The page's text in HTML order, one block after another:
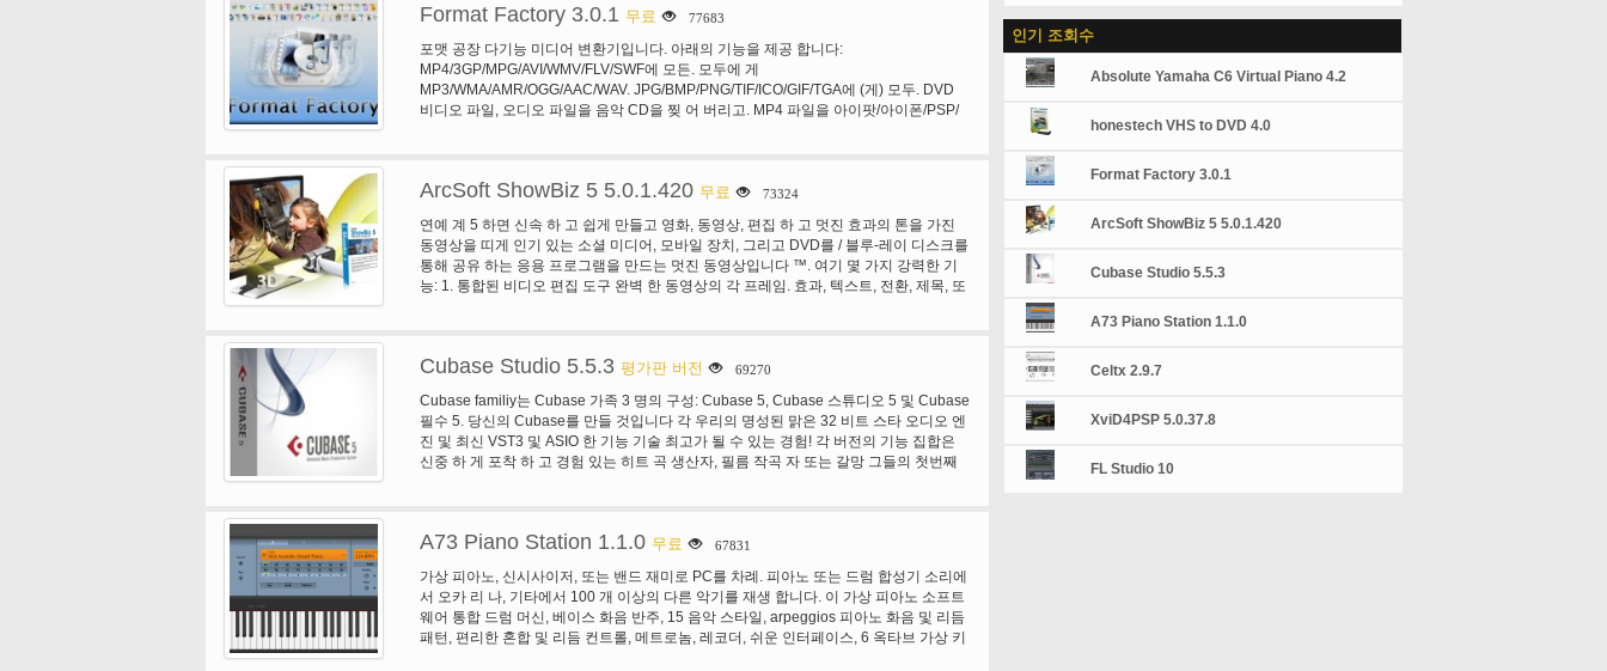
배경 소리를 추가할 수 있습니다! 그것을 재생 하는 재미는 재생 하는 동안 약간 정서를
추가 해야 합니다, 그것을 시도, 당신은 다시 당신의 좋아하는 작품을 발견할 것 이다! 종
합: 매우 높은 품질 필터와 낮은 패스,이 패스, 밴드 패스, 노치, 상수 이득 및 채도, 공명
자기 진동 및 볼륨 봉투 진짜 신디사이저 무한 한 가능성에 대 한 액세스 설치 해야합니
다.
기-많은 다른 화면 효과 필터를 제공 하 고 자신의 메뉴를 만들 수 있습니다. 음악 변환-
레코드 변환-MPEG4/AVC 형식으로 캡처된 비디오를 변환 하 고 귀하의 휴대용 장치에
그것을 볼. YouTube에 비디오를 업로드-YouTube에 업로드 한 다음 옵션 함께 보다 쉽
습니다. DVD 만들기-당신의 영화를 DVD, CD 또는 블루-레이 디스크 (블루 레이 작가 필
요).
Format Factory 3.0.1 무료 77683
포맷 공장 다기능 미디어 변환기입니다. 아래의 기능을 제공 합니다:
MP4/3GP/MPG/AVI/WMV/FLV/SWF에 모든. 모두에 게
MP3/WMA/AMR/OGG/AAC/WAV. JPG/BMP/PNG/TIF/ICO/GIF/TGA에 (게) 모두. DVD
비디오 파일, 오디오 파일을 음악 CD을 찢 어 버리고. MP4 파일을 아이팟/아이폰/PSP/
5 사진 변환 확대/축소, 회전/뒤집기, 태그를 지원합니다. 6 DVD 리 퍼입니다. 7 62 개 언
ArcSoft ShowBiz 5 5.0.1.420 무료 73324
연예 계 5 하면 신속 하 고 쉽게 만들고 영화, 동영상, 편집 하 고 멋진 효과의 톤을 가진
동영상을 띠게 인기 있는 소셜 미디어, 모바일 장치, 그리고 DVD를 / 블루-레이 디스크를
통해 공유 하는 응용 프로그램을 만드는 멋진 동영상입니다 ™. 여기 몇 가지 강력한 기
능: 1. 통합된 비디오 편집 도구 완벽 한 동영상의 각 프레임. 효과, 텍스트, 전환, 제목, 또
림 회전 & 플립을 사용 하 여 원하지 않는 부분을 제거. 2. 스토리 보드 및 타임 라인 모드
과 스토리 보드 모드에서 음악에 드롭. 정확한 시점에서 효과 오디오를 추가 하려면 타임
라인을 스트레칭. 특정 계층에 집중 하 고 타임 라인 모드에서 오디오를 음소거 하려면
트랙 숨기기. 조정 가능한 스크린 및 축소판 여러 트랙 및 소스 파일의 쉽게 볼 수 있습니
다. 3. 3D 제작 및 공유 만들기 및 편집 3D 이미지를 3D 카메라, 캠코더, 또는 트윈 렌즈
트랙을 추가 하 여 동영상을 완벽 하 게 도구를 제공 합니다. 여러 개의 오디오 트랙을 사
용 하 여 당신의 이상적인 사운드 트랙을 작성 합니다. 음악에서 음성 해설 트랙 페이드
아웃. 오디오 재생 속도 증가 볼륨을 조정, 점차적으로. 연예 계 5에 새로운 무엇입니까?
1. 인스턴트 카메라 2에서 직접 공유 합니다. 그림에서 그림 3으로 작성 합니다. 3D 영화
4를 만듭니다. 공유 YouTube와 페이스 북 5 영화. 높은 품질 및 속도 6입니다. 다양 한 방
Cubase Studio 5.5.3 평가판 버전 69270
Cubase familiy는 Cubase 가족 3 명의 구성: Cubase 5, Cubase 스튜디오 5 및 Cubase
필수 5. 당신의 Cubase를 만들 것입니다 각 우리의 명성된 맑은 32 비트 스타 오디오 엔
진 및 최신 VST3 및 ASIO 한 기능 기술 최고가 될 수 있는 경험! 각 버전의 기능 집합은
신중 하 게 포착 하 고 경험 있는 히트 곡 생산자, 필름 작곡 자 또는 갈망 그들의 첫번째
이션. 스 테 인 버그의 Cubase 5 고급 음악 생산 시스템으로 동일한 핵심 기술을 바탕으
한 전문 도구를 제공 합니다. 새로운 기능 VST 식 및 최신 VST3 악기 및 효과, 새로운
PitchCorrect 억양 효과 뿐만 아니라 새로운 그루브 에이전트 하나 드럼 기계 및 이길 디
자이너 스텝 시퀀서 같이 같은 그것의 가격 범위에서 타의 추종을 불허의 풍부한을 자랑
하는 Cubase 스튜디오 5 가격 동급에서 탁월한 성능을 제공 합니다. Cubase 5의 새로
A73 Piano Station 1.1.0 무료 67831
가상 피아노, 신시사이저, 또는 밴드 재미로 PC를 차례. 피아노 또는 드럼 합성기 소리에
서 오카 리 나, 기타에서 100 개 이상의 다른 악기를 재생 합니다. 이 가상 피아노 소프트
웨어 통합 드럼 머신, 베이스 화음 반주, 15 음악 스타일, arpeggios 피아노 화음 및 리듬
패턴, 편리한 혼합 및 리듬 컨트롤, 메트로놈, 레코더, 쉬운 인터페이스, 6 옥타브 가상 키
인기 조회수
Absolute Yamaha C6 Virtual Piano 4.2
honestech VHS to DVD 4.0
Format Factory 3.0.1
ArcSoft ShowBiz 5 5.0.1.420
Cubase Studio 5.5.3
A73 Piano Station 1.1.0
Celtx 2.9.7
XviD4PSP 5.0.37.8
FL Studio 10